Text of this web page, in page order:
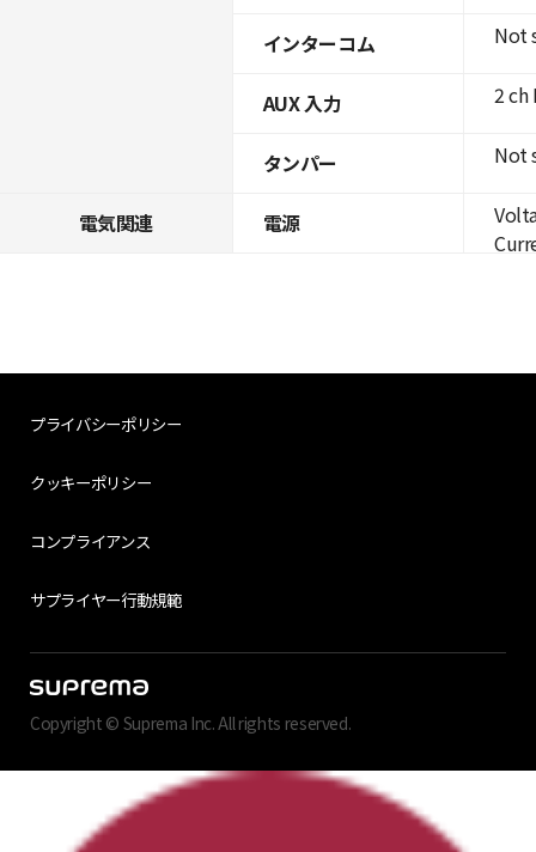
インターコム
AUX 入力
タンパー
電気関連 電源
Not
2
Not
プライバシーポリシー
クッキーポリシー
コンプライアンス
サプライヤー行動規範
Copyright © Suprema Inc. All rights reserved.